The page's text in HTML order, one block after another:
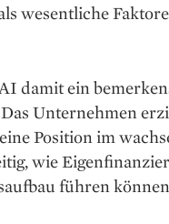
wesentliche
damit ein
Unternehmen
Position im
wie
führen